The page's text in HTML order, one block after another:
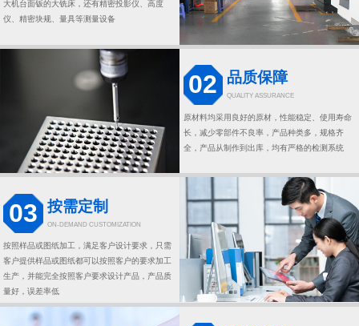
大机台面钣的大铣床，还有精密投影仪、高度
仪、精密块规、量具等测量设备
02 品质保障
QUALITY ASSURANCE
原材料均采用良好的原材，性能稳定、使用寿命
长，减少零部件不良率，产品种类多，规格齐
全，产品从制作到出库，均有严格的检测系统
03 按需定制
ON-DEMAND CUSTOMIZATION
按照样品或图纸加工，满足客户设计要求，只需
客户提供样品或图纸都可以按照客户的要求加工
生产，并能完全按照客户要求设计产品，产品质
量好，误差率低